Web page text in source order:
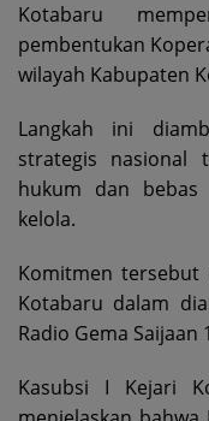
Kotabaru
pembentukan
wilayah Kabupaten
Langkah ini
strategis nasional
hukum dan
kelola.
Komitmen tersebut
Kotabaru dalam
Radio Gema Saijaan
Kasubsi I Kejari